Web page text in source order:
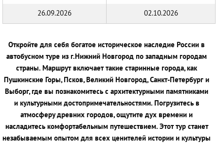
26.09.2026 02.10.2026
Откройте для себя богатое историческое наследие России в
автобусном туре из г.Нижний Новгород по западным городам
страны. Маршрут включает такие старинные города, как
Пушкинские Горы, Псков, Великий Новгород, Санкт-Петербург и
Выборг, где вы познакомитесь с архитектурными памятниками
и культурными достопримечательностями. Погрузитесь в
атмосферу древних городов, ощутите дух времени и
насладитесь комфортабельным путешествием. Этот тур станет
незабываемым опытом для всех ценителей истории и культуры